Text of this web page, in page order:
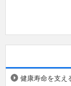
健康寿命を支え